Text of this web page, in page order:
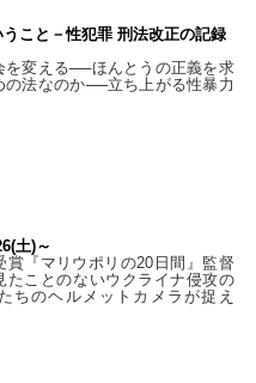
こと－性犯罪 刑法改正の記録
を変える──ほんとうの正義を求
の法なのか──立ち上がる性暴力
土)～
賞『マリウポリの20日間』監督
たことのないウクライナ侵攻の
ちのヘルメットカメラが捉え